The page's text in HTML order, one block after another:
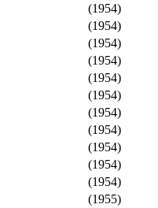
(1954)
(1954)
(1954)
(1954)
(1954)
(1954)
(1954)
(1954)
(1954)
(1954)
(1954)
(1955)